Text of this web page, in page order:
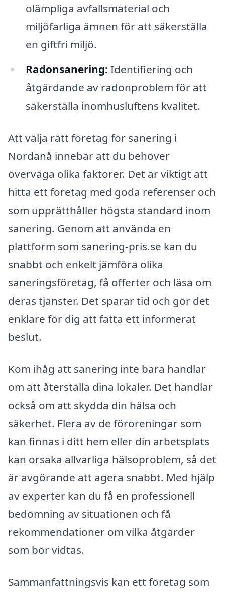
olämpliga avfallsmaterial och
miljöfarliga ämnen för att säkerställa
en giftfri miljö.
Radonsanering: Identifiering och
åtgärdande av radonproblem för att
säkerställa inomhusluftens kvalitet.
Att välja rätt företag för sanering i
Nordanå innebär att du behöver
överväga olika faktorer. Det är viktigt att
hitta ett företag med goda referenser och
som upprätthåller högsta standard inom
sanering. Genom att använda en
plattform som sanering-pris.se kan du
snabbt och enkelt jämföra olika
saneringsföretag, få offerter och läsa om
deras tjänster. Det sparar tid och gör det
enklare för dig att fatta ett informerat
beslut.
Kom ihåg att sanering inte bara handlar
om att återställa dina lokaler. Det handlar
också om att skydda din hälsa och
säkerhet. Flera av de föroreningar som
kan finnas i ditt hem eller din arbetsplats
kan orsaka allvarliga hälsoproblem, så det
är avgörande att agera snabbt. Med hjälp
av experter kan du få en professionell
bedömning av situationen och få
rekommendationer om vilka åtgärder
som bör vidtas.
Sammanfattningsvis kan ett företag som